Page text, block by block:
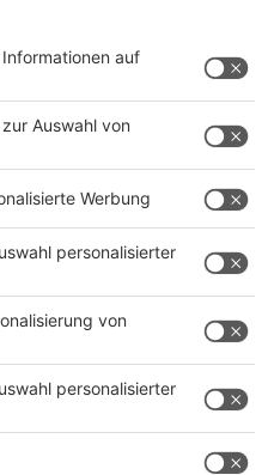
den YouTube
zu laden!
Service eines
Videoinhalte
Service kann
Aktivitäten
lesen Sie die
stimmen Sie der
Consent